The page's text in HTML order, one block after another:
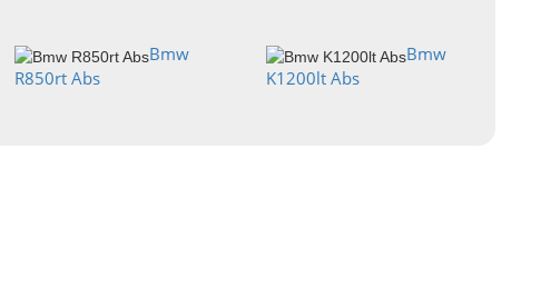
Bmw
R850rt Abs
Bmw
K1200lt Abs